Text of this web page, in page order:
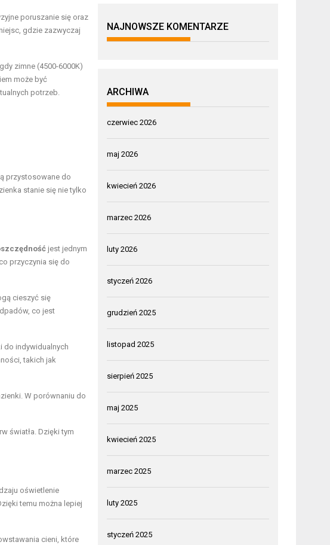
poruszanie się oraz
gdzie zazwyczaj
zimne (4500-6000K)
może być
potrzeb.
przystosowane do
stanie się nie tylko
jest jednym
przyczynia się do
cieszyć się
co jest
do indywidualnych
takich jak
W porównaniu do
światła. Dzięki tym
oświetlenie
temu można lepiej
cieni, które
NAJNOWSZE KOMENTARZE
ARCHIWA
czerwiec 2026
maj 2026
kwiecień 2026
marzec 2026
luty 2026
styczeń 2026
grudzień 2025
listopad 2025
sierpień 2025
maj 2025
kwiecień 2025
marzec 2025
luty 2025
styczeń 2025